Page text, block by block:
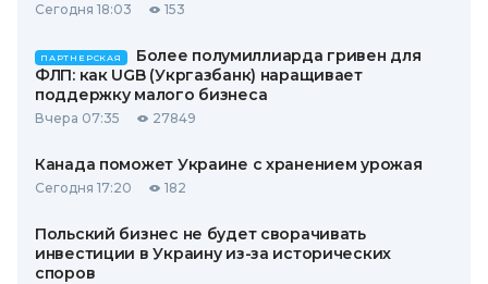
Сегодня 18:03 153
ПАРТНЕРСКАЯ
Более полумиллиарда гривен для
ФЛП: как UGB (Укргазбанк) наращивает
поддержку малого бизнеса
Вчера 07:35 27849
Канада поможет Украине с хранением урожая
Сегодня 17:20 182
Польский бизнес не будет сворачивать
инвестиции в Украину из-за исторических
споров